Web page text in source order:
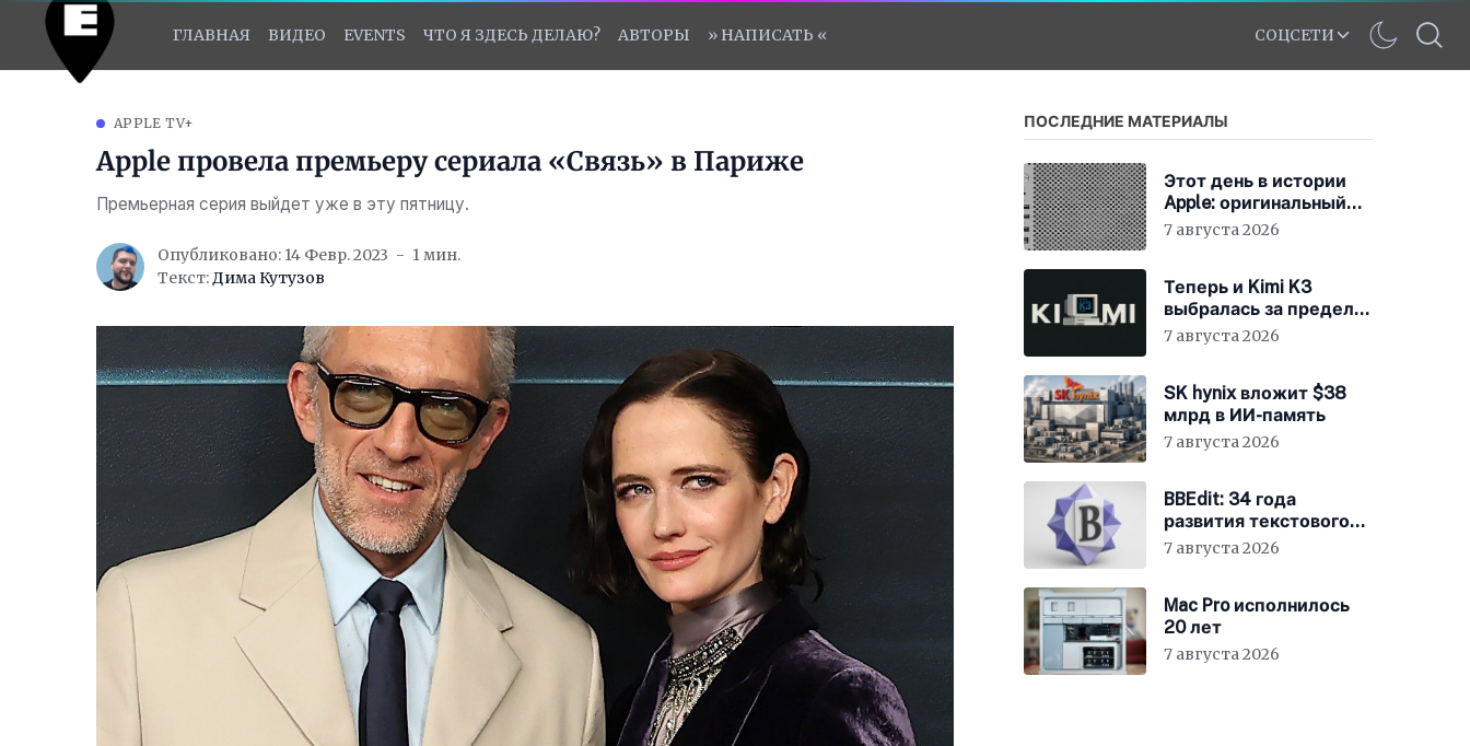
ГЛАВНАЯ ВИДЕО EVENTS ЧТО Я ЗДЕСЬ ДЕЛАЮ? АВТОРЫ » НАПИСАТЬ « СОЦСЕТИ
APPLE TV+
Apple провела премьеру сериала «Связь» в Париже
Премьерная серия выйдет уже в эту пятницу.
Опубликовано: 14 Февр. 2023
1 мин.
Текст:Дима Кутузов
ПОСЛЕДНИЕ МАТЕРИАЛЫ
Этот день в истории
Apple: оригинальный
Mac Pro получает
7 августа 2026
Теперь и Kimi K3
выбралась за пределы
«песочницы»
7 августа 2026
SK hynix вложит $38
млрд в ИИ-память
7 августа 2026
BBEdit: 34 года
развития текстового
редактора для Mac
7 августа 2026
Mac Pro исполнилось
20 лет
7 августа 2026